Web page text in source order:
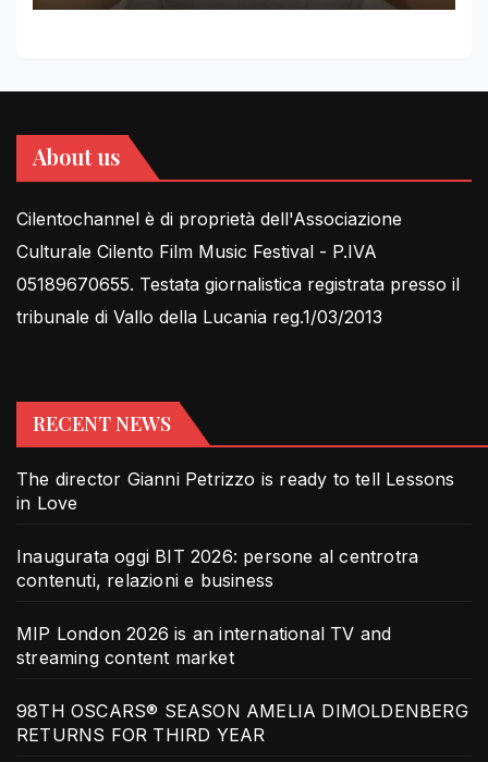
About us
Cilentochannel è di proprietà dell'Associazione
Culturale Cilento Film Music Festival - P.IVA
05189670655. Testata giornalistica registrata presso il
tribunale di Vallo della Lucania reg.1/03/2013
RECENT NEWS
The director Gianni Petrizzo is ready to tell Lessons
in Love
Inaugurata oggi BIT 2026: persone al centrotra
contenuti, relazioni e business
MIP London 2026 is an international TV and
streaming content market
98TH OSCARS® SEASON AMELIA DIMOLDENBERG
RETURNS FOR THIRD YEAR